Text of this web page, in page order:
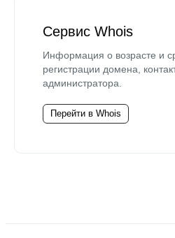
Сервис Whois
Информация о возрасте и
регистрации домена,
администратора.
Перейти в Whois